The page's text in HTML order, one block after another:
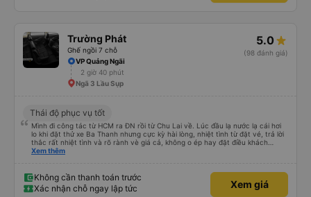
Trường Phát
Ghế ngồi 7 chỗ
5.0
(98 đánh giá)
VP Quảng Ngãi
2 giờ 40 phút
Ngã 3 Lầu Sụp
Thái độ phục vụ tốt
Mình đi công tác từ HCM ra ĐN rồi từ Chu Lai về. Lúc đầu lạ nước lạ cái hơi
lo khi đặt thử xe Ba Thanh nhưng cực kỳ hài lòng, nhiệt tình từ đặt vé, trả lời
thắc rất nhiệt tình và rõ rành vè giá cả, không o ép hay đặt điều khách
hàng. Lần tới đi công tác chắc chắn tiếp tục dùng xe nhà này!
Xem thêm
Không cần thanh toán trước
Xác nhận chỗ ngay lập tức
Xem giá